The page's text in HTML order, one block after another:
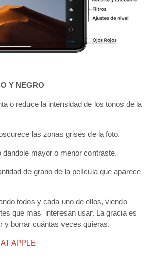
Y NEGRO
o reduce la intensidad de los tonos de la
las zonas grises de la foto.
dandole mayor o menor contraste.
de grano de la película que aparece
todos y cada uno de ellos, viendo
que mas interesan usar. La gracia es
y borrar cuántas veces quieras.
APPLE